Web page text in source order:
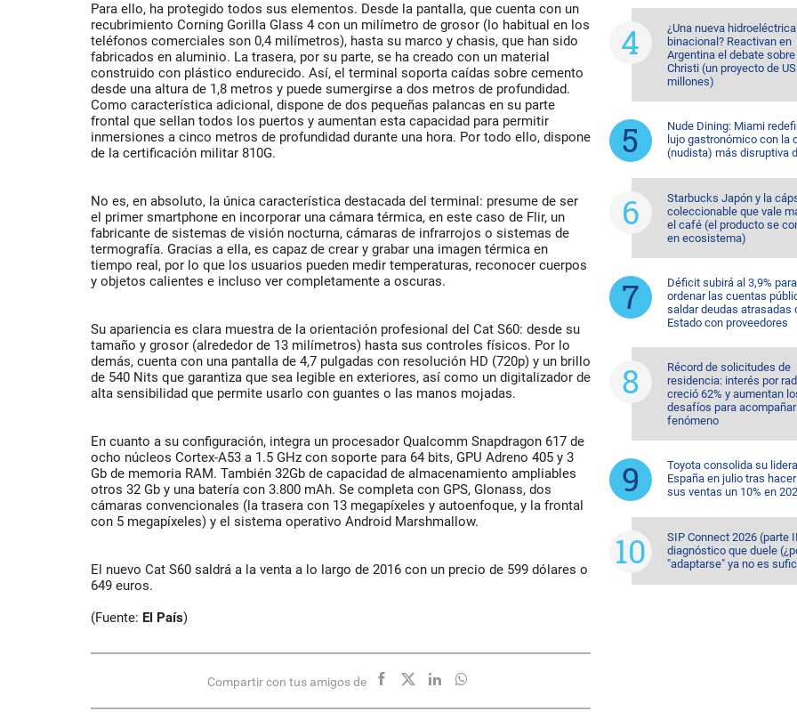
Para ello, ha protegido todos sus elementos. Desde la pantalla, que cuenta con un
recubrimiento Corning Gorilla Glass 4 con un milímetro de grosor (lo habitual en los
teléfonos comerciales son 0,4 milímetros), hasta su marco y chasis, que han sido
fabricados en aluminio. La trasera, por su parte, se ha creado con un material
construido con plástico endurecido. Así, el terminal soporta caídas sobre cemento
desde una altura de 1,8 metros y puede sumergirse a dos metros de profundidad.
Como característica adicional, dispone de dos pequeñas palancas en su parte
frontal que sellan todos los puertos y aumentan esta capacidad para permitir
inmersiones a cinco metros de profundidad durante una hora. Por todo ello, dispone
de la certificación militar 810G.
No es, en absoluto, la única característica destacada del terminal: presume de ser
el primer smartphone en incorporar una cámara térmica, en este caso de Flir, un
fabricante de sistemas de visión nocturna, cámaras de infrarrojos o sistemas de
termografía. Gracias a ella, es capaz de crear y grabar una imagen térmica en
tiempo real, por lo que los usuarios pueden medir temperaturas, reconocer cuerpos
y objetos calientes e incluso ver completamente a oscuras.
Su apariencia es clara muestra de la orientación profesional del Cat S60: desde su
tamaño y grosor (alrededor de 13 milímetros) hasta sus controles físicos. Por lo
demás, cuenta con una pantalla de 4,7 pulgadas con resolución HD (720p) y un brillo
de 540 Nits que garantiza que sea legible en exteriores, así como un digitalizador de
alta sensibilidad que permite usarlo con guantes o las manos mojadas.
En cuanto a su configuración, integra un procesador Qualcomm Snapdragon 617 de
ocho núcleos Cortex-A53 a 1.5 GHz con soporte para 64 bits, GPU Adreno 405 y 3
Gb de memoria RAM. También 32Gb de capacidad de almacenamiento ampliables
otros 32 Gb y una batería con 3.800 mAh. Se completa con GPS, Glonass, dos
cámaras convencionales (la trasera con 13 megapíxeles y autoenfoque, y la frontal
con 5 megapíxeles) y el sistema operativo Android Marshmallow.
El nuevo Cat S60 saldrá a la venta a lo largo de 2016 con un precio de 599 dólares o
649 euros.
(Fuente: El País)
Compartir con tus amigos de
¿Una nueva hidroeléctrica
binacional? Reactivan en
Argentina el debate
Christi (un proyecto de
millones)
Nude Dining: Miami
lujo gastronómico con la
(nudista) más disruptiva
Starbucks Japón y la
coleccionable que vale
el café (el producto se
en ecosistema)
Déficit subirá al 3,9% para
ordenar las cuentas
saldar deudas atrasadas
Estado con proveedores
Récord de solicitudes de
residencia: interés por
creció 62% y aumentan
desafíos para
fenómeno
Toyota consolida su
España en julio tras
sus ventas un 10% en
SIP Connect 2026 (parte
diagnóstico que duele
"adaptarse" ya no es